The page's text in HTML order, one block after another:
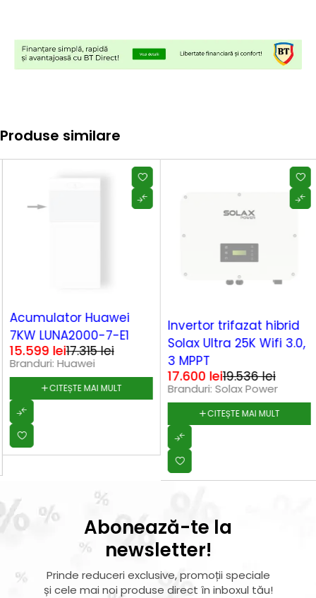
Produse similare
SOLD OUT
Acumulator Huawei
7KW LUNA2000-7-E1
17.315lei
15.599 lei
Branduri: Huawei
CITEȘTE MAI MULT
Invertor trifazat hibrid
Solax Ultra 25K Wifi 3.0,
3 MPPT
19.536lei
17.600 lei
Branduri: Solax Power
CITEȘTE MAI MULT
Abonează-te la
newsletter!
Prinde reduceri exclusive, promoții speciale
și cele mai noi produse direct în inboxul tău!